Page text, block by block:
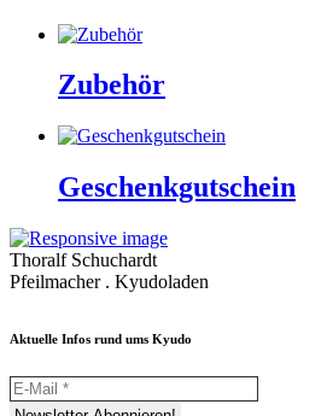
Zubehör
Geschenkgutschein
Thoralf Schuchardt
Pfeilmacher . Kyudoladen
Aktuelle Infos rund ums Kyudo